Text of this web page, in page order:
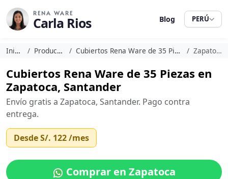
RENA WARE
Carla Rios Blog PERÚ
Inicio Productos Cubiertos Rena Ware de 35 Piezas Zapatoca
Cubiertos Rena Ware de 35 Piezas en
Zapatoca, Santander
Envío gratis a Zapatoca, Santander. Pago contra
entrega.
DesdeS/. 122/mes
Comprar en Zapatoca